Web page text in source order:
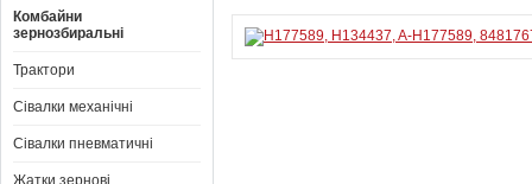
Комбайни
зернозбиральні
Трактори
Сівалки механічні
Сівалки пневматичні
Жатки зернові